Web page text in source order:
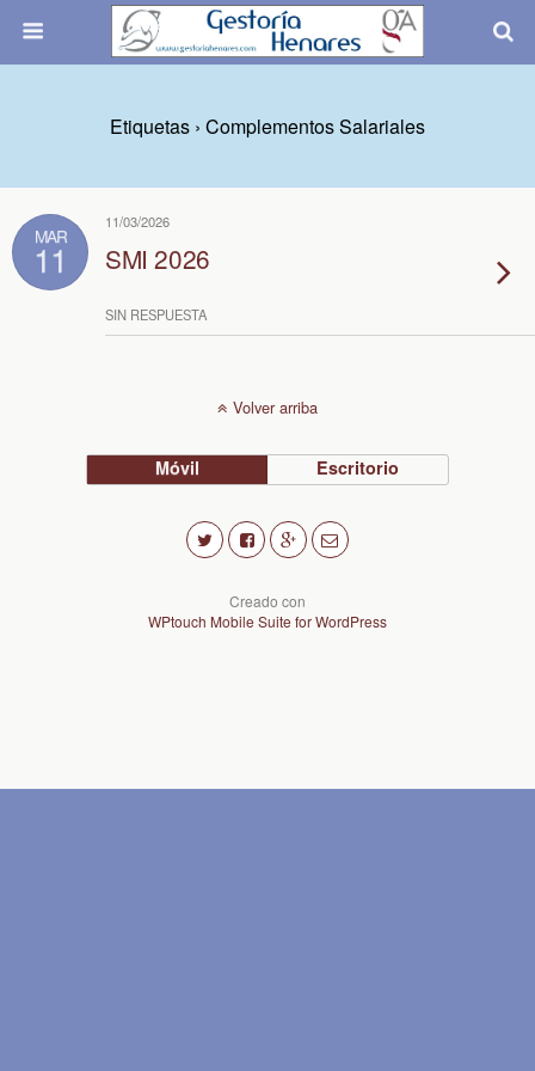
Etiquetas › Complementos Salariales
MAR
11
11/03/2026
SMI 2026
SIN RESPUESTA
Volver arriba
Móvil Escritorio
Creado con
WPtouch Mobile Suite for WordPress